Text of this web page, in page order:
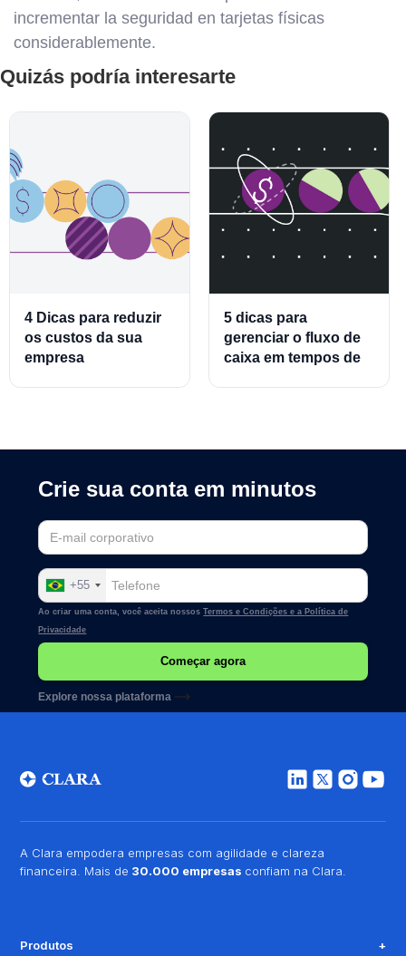
incrementar la seguridad en tarjetas físicas
considerablemente.
Quizás podría interesarte
4 Dicas para reduzir
os custos da sua
empresa
5 dicas para
gerenciar o fluxo de
caixa em tempos de
Crie sua conta em minutos
+55
Ao criar uma conta, você aceita nossosTermos e Condições e a Política de
Privacidade
Explore nossa plataforma
A Clara empodera empresas com agilidade e clareza
financeira. Mais de 30.000 empresas confiam na Clara.
Produtos